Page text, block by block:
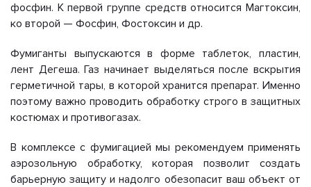
фосфин. К первой группе средств относится Магтоксин,
ко второй — Фосфин, Фостоксин и др.
Фумиганты выпускаются в форме таблеток, пластин,
лент Дегеша. Газ начинает выделяться после вскрытия
герметичной тары, в которой хранится препарат. Именно
поэтому важно проводить обработку строго в защитных
костюмах и противогазах.
В комплексе с фумигацией мы рекомендуем применять
аэрозольную обработку, которая позволит создать
барьерную защиту и надолго обезопасит ваш объект от